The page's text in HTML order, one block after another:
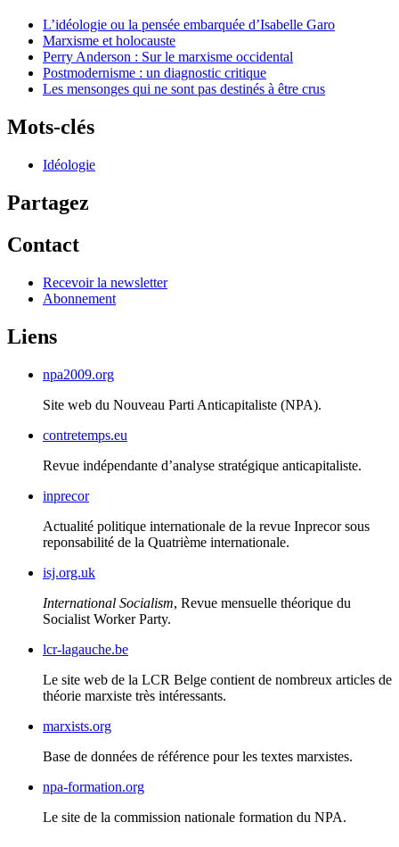
L’idéologie ou la pensée embarquée d’Isabelle Garo
Marxisme et holocauste
Perry Anderson : Sur le marxisme occidental
Postmodernisme : un diagnostic critique
Les mensonges qui ne sont pas destinés à être crus
Mots-clés
Idéologie
Partagez
Contact
Recevoir la newsletter
Abonnement
Liens
npa2009.org
Site web du Nouveau Parti Anticapitaliste (NPA).
contretemps.eu
Revue indépendante d’analyse stratégique anticapitaliste.
inprecor
Actualité politique internationale de la revue Inprecor sous
reponsabilité de la Quatrième internationale.
isj.org.uk
International Socialism, Revue mensuelle théorique du
Socialist Worker Party.
lcr-lagauche.be
Le site web de la LCR Belge contient de nombreux articles de
théorie marxiste très intéressants.
marxists.org
Base de données de référence pour les textes marxistes.
npa-formation.org
Le site de la commission nationale formation du NPA.